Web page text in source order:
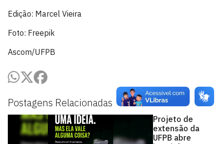
Postagens Relacionadas
Projeto de
extensão da
UFPB abre
Edição: Marcel Vieira
Foto: Freepik
Ascom/UFPB